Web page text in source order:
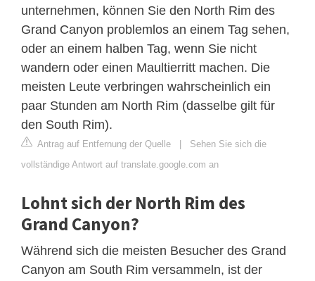
unternehmen, können Sie den North Rim des
Grand Canyon problemlos an einem Tag sehen,
oder an einem halben Tag, wenn Sie nicht
wandern oder einen Maultierritt machen. Die
meisten Leute verbringen wahrscheinlich ein
paar Stunden am North Rim (dasselbe gilt für
den South Rim).
Antrag auf Entfernung der Quelle
Sehen Sie sich die
vollständige Antwort auf translate.google.com an
Lohnt sich der North Rim des
Grand Canyon?
Während sich die meisten Besucher des Grand
Canyon am South Rim versammeln, ist der